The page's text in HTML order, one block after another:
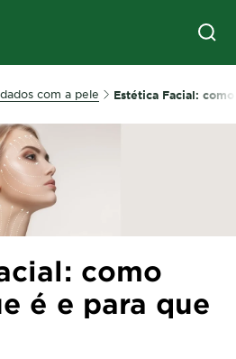
com a pele Estética Facial:
como
é e para que